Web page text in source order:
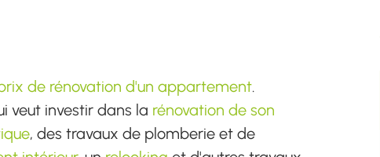
de rénovation d'un appartement.
veut investir dans la rénovation de son
, des travaux de plomberie et de